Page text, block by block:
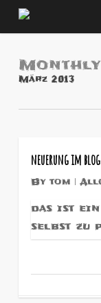
Skip
content
März 2013
neuerung im blog
By tom
das ist
selbst zu